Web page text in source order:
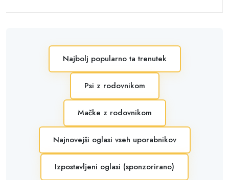
Najbolj popularno ta trenutek
Psi z rodovnikom
Mačke z rodovnikom
Najnovejši oglasi vseh uporabnikov
Izpostavljeni oglasi (sponzorirano)